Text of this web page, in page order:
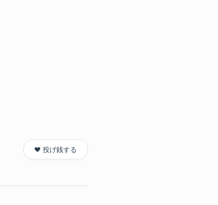
❤️ 投げ銭する